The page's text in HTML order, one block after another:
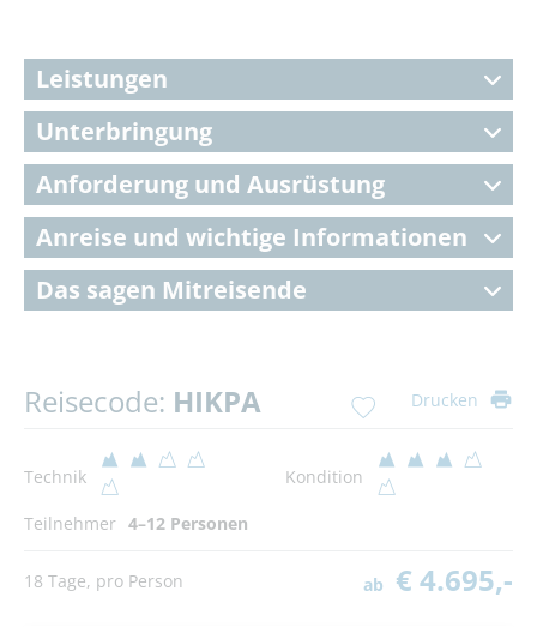
Leistungen
Unterbringung
Anforderung und Ausrüstung
Anreise und wichtige Informationen
Das sagen Mitreisende
Reisecode: HIKPA Drucken
Technik Kondition
Teilnehmer 4–12 Personen
18 Tage, pro Person ab € 4.695,-